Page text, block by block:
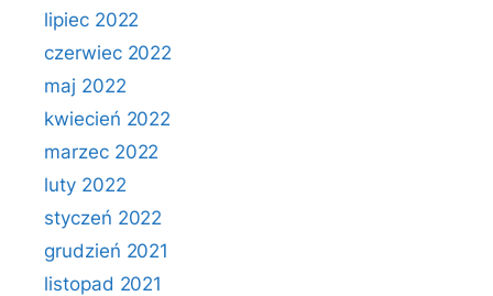
lipiec 2022
czerwiec 2022
maj 2022
kwiecień 2022
marzec 2022
luty 2022
styczeń 2022
grudzień 2021
listopad 2021